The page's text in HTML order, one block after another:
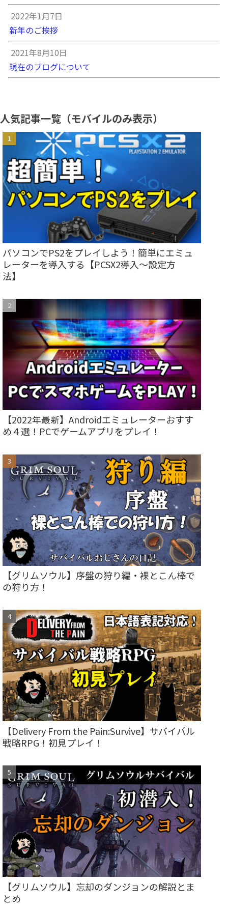
2022年1月7日
新年のご挨拶
2021年8月10日
現在のブログについて
人気記事一覧（モバイルのみ表示）
パソコンでPS2をプレイしよう！簡単にエミュ
レーターを導入する【PCSX2導入～設定方
法】
【2022年最新】Androidエミュレーターおすす
め４選！PCでゲームアプリをプレイ！
【グリムソウル】序盤の狩り編・裸とこん棒で
の狩り方！
【Delivery From the Pain:Survive】サバイバル
戦略RPG！初見プレイ！
【グリムソウル】忘却のダンジョンの解説とま
とめ